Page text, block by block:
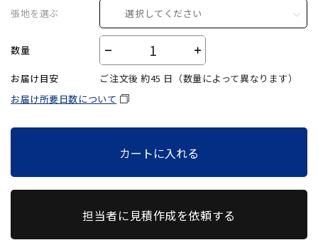
張地を選ぶ 選択してください
数量 － ＋
お届け目安 ご注文後 約45 日（数量によって異なります）
お届け所要日数について
カートに入れる
担当者に見積作成を依頼する